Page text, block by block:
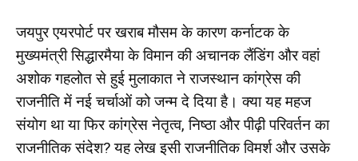
जयपुर एयरपोर्ट पर खराब मौसम के कारण कर्नाटक के
मुख्यमंत्री सिद्धारमैया के विमान की अचानक लैंडिंग और वहां
अशोक गहलोत से हुई मुलाकात ने राजस्थान कांग्रेस की
राजनीति में नई चर्चाओं को जन्म दे दिया है। क्या यह महज
संयोग था या फिर कांग्रेस नेतृत्व, निष्ठा और पीढ़ी परिवर्तन का
राजनीतिक संदेश? यह लेख इसी राजनीतिक विमर्श और उसके